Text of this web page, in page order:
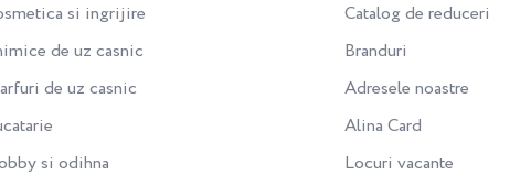
si ingrijire
de uz casnic
de uz casnic
si odihna
Catalog de reduceri
Branduri
Adresele noastre
Alina Card
Locuri vacante